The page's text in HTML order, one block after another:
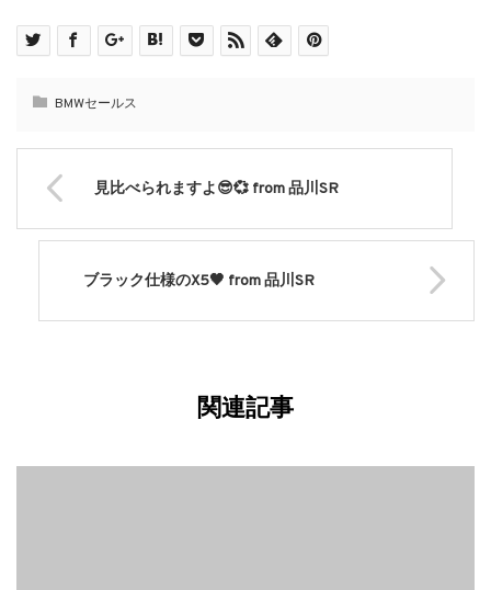
BMWセールス
見比べられますよ😎💞 from 品川SR
ブラック仕様のX5🖤 from 品川SR
関連記事